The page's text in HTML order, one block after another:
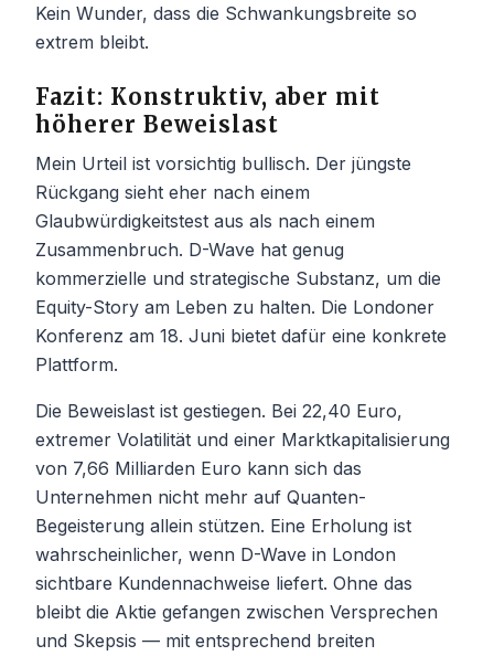
Kein Wunder, dass die Schwankungsbreite so
extrem bleibt.
Fazit: Konstruktiv, aber mit
höherer Beweislast
Mein Urteil ist vorsichtig bullisch. Der jüngste
Rückgang sieht eher nach einem
Glaubwürdigkeitstest aus als nach einem
Zusammenbruch. D-Wave hat genug
kommerzielle und strategische Substanz, um die
Equity-Story am Leben zu halten. Die Londoner
Konferenz am 18. Juni bietet dafür eine konkrete
Plattform.
Die Beweislast ist gestiegen. Bei 22,40 Euro,
extremer Volatilität und einer Marktkapitalisierung
von 7,66 Milliarden Euro kann sich das
Unternehmen nicht mehr auf Quanten-
Begeisterung allein stützen. Eine Erholung ist
wahrscheinlicher, wenn D-Wave in London
sichtbare Kundennachweise liefert. Ohne das
bleibt die Aktie gefangen zwischen Versprechen
und Skepsis — mit entsprechend breiten